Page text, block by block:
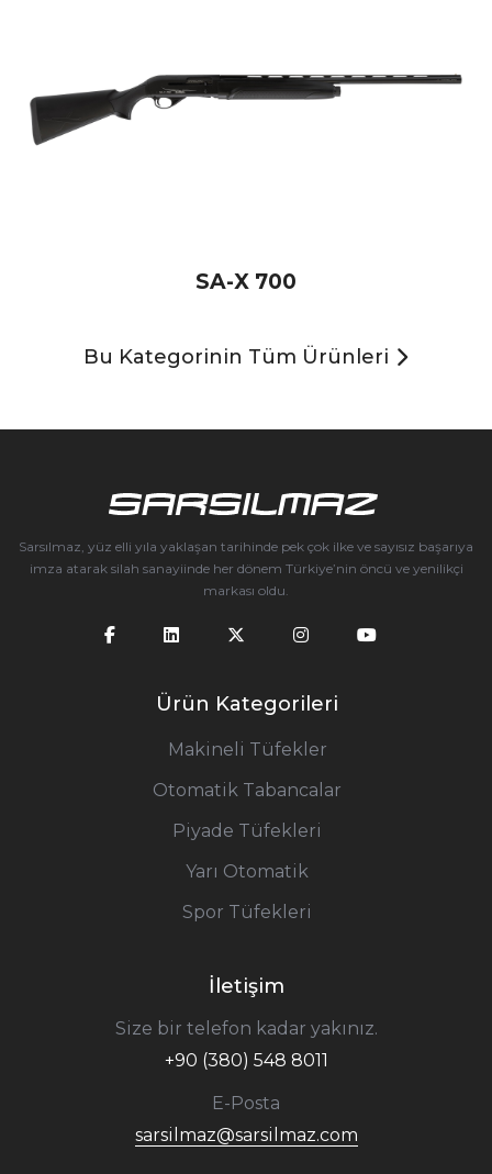
SA-X 700
Bu Kategorinin Tüm Ürünleri
Sarsılmaz, yüz elli yıla yaklaşan tarihinde pek çok ilke ve sayısız başarıya
imza atarak silah sanayiinde her dönem Türkiye’nin öncü ve yenilikçi
markası oldu.
Ürün Kategorileri
Makineli Tüfekler
Otomatik Tabancalar
Piyade Tüfekleri
Yarı Otomatik
Spor Tüfekleri
İletişim
Size bir telefon kadar yakınız.
+90 (380) 548 8011
E-Posta
sarsilmaz@sarsilmaz.com